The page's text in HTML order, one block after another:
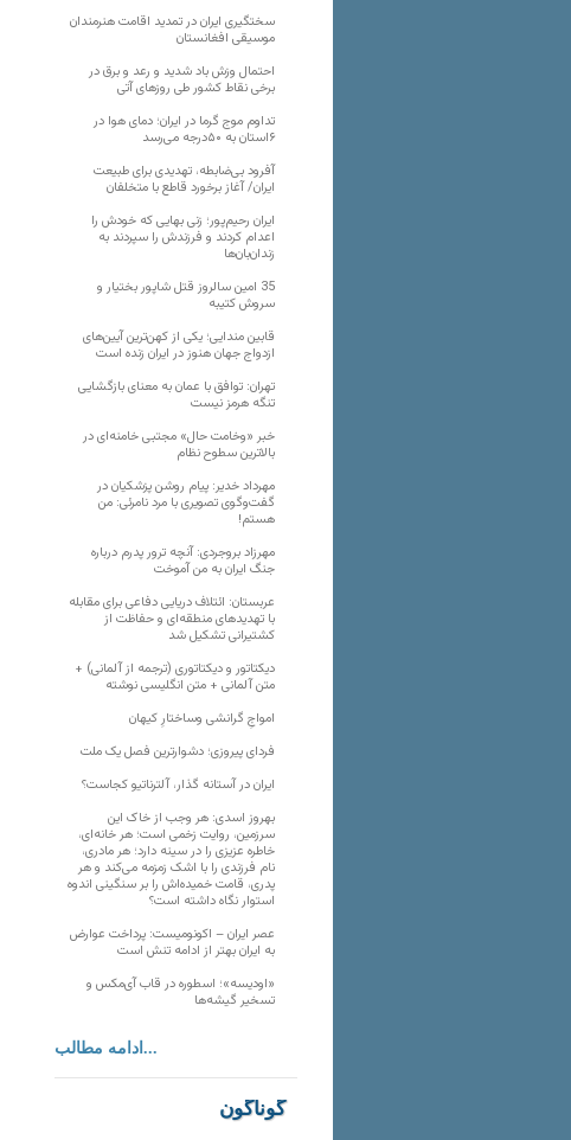
سختگیری ایران در تمدید اقامت هنرمندان
موسیقی افغانستان
احتمال وزش باد شدید و رعد و برق در
برخی نقاط کشور طی روزهای آتی
تداوم موج گرما در ایران؛ دمای هوا در
۶استان به ۵۰درجه می‌رسد
آفرود بی‌ضابطه، تهدیدی برای طبیعت
ایران/ آغاز برخورد قاطع با متخلفان
ایران رحیم‌پور؛ زنی بهایی که خودش را
اعدام کردند و فرزندش را سپردند به
زندان‌بان‌ها
35 امین سالروز قتل شاپور بختیار و
سروش کتیبه
قابین مندایی؛ یکی از کهن‌ترین آیین‌های
ازدواج جهان هنوز در ایران زنده است
تهران: توافق با عمان به معنای بازگشایی
تنگه هرمز نیست
خبر «وخامت حال» مجتبی خامنه‌ای در
بالاترین سطوح نظام
مهرداد خدیر: پیام روشن پزشکیان در
گفت‌و‌گوی تصویری با مرد نامرئی: من
هستم!
مهرزاد بروجردی: آنچه ترور پدرم درباره
جنگ ایران به من آموخت
عربستان: ائتلاف دریایی دفاعی برای مقابله
با تهدیدهای منطقه‌ای و حفاظت از
کشتیرانی تشکیل شد
دیکتاتور و دیکتاتوری (ترجمه از آلمانی) +
متن آلمانی + متن انگلیسی نوشته
‌امواجِ گرانشی وساختارِ کیهان
فردای پیروزی؛ دشوارترین فصل یک ملت
ایران در آستانه گذار، آلترناتیو کجاست؟
بهروز اسدی: هر وجب از خاک‌ این
سرزمین، روایت زخمی است؛ هر خانه‌ای،
خاطره عزیزی را در سینه دارد؛ هر مادری،
نام فرزندی را با اشک زمزمه می‌کند و هر
پدری، قامت خمیده‌اش را بر سنگینی اندوه
استوار نگاه داشته است؟
عصر ایران – اکونومیست: پرداخت عوارض
به ایران بهتر از ادامه تنش است
«اودیسه»؛ اسطوره در قاب آی‌مکس و
تسخیر گیشه‌ها
ادامه مطالب...
گوناگون